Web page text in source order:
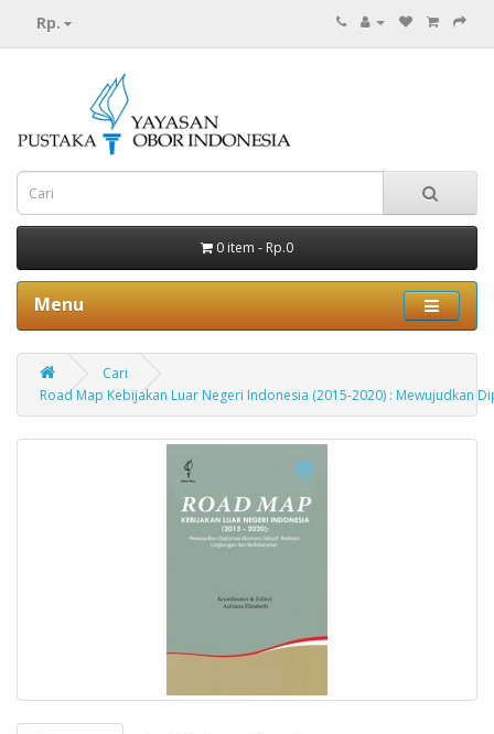
Rp.
0 item - Rp.0
Menu
Cari
Road Map Kebijakan Luar Negeri Indonesia (2015-2020) : Mewujudkan